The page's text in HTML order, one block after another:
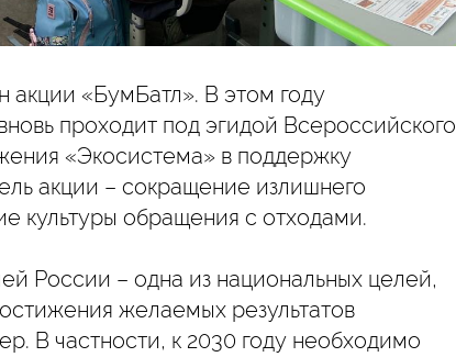
акции «БумБатл». В этом году
проходит под эгидой Всероссийского
«Экосистема» в поддержку
акции – сокращение излишнего
культуры обращения с отходами.
России – одна из национальных целей,
желаемых результатов
В частности, к 2030 году необходимо